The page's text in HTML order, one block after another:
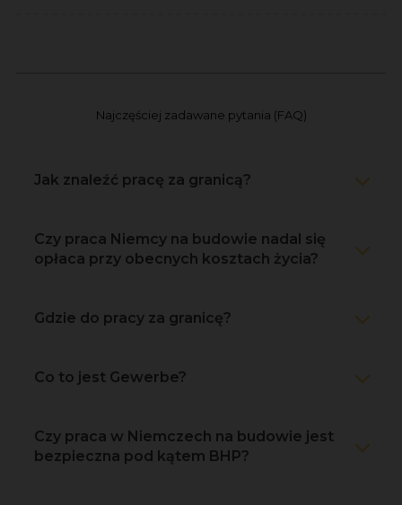
Najczęściej zadawane pytania (FAQ)
Jak znaleźć pracę za granicą?
Czy praca Niemcy na budowie nadal się
opłaca przy obecnych kosztach życia?
Gdzie do pracy za granicę?
Co to jest Gewerbe?
Czy praca w Niemczech na budowie jest
bezpieczna pod kątem BHP?